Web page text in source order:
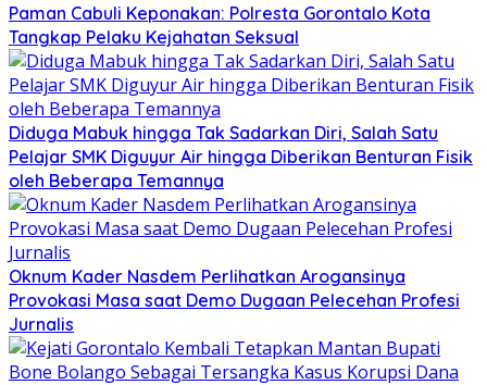
Paman Cabuli Keponakan: Polresta Gorontalo Kota
Tangkap Pelaku Kejahatan Seksual
Diduga Mabuk hingga Tak Sadarkan Diri, Salah Satu
Pelajar SMK Diguyur Air hingga Diberikan Benturan Fisik
oleh Beberapa Temannya
Oknum Kader Nasdem Perlihatkan Arogansinya
Provokasi Masa saat Demo Dugaan Pelecehan Profesi
Jurnalis